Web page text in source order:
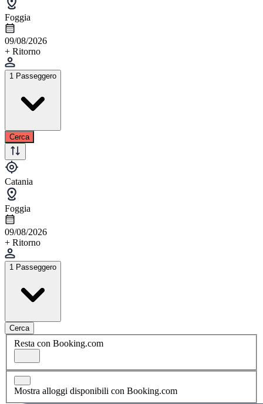
Foggia
09/08/2026
+ Ritorno
1 Passeggero
Cerca
Catania
Foggia
09/08/2026
+ Ritorno
1 Passeggero
Cerca
Resta con Booking.com
Mostra alloggi disponibili con Booking.com